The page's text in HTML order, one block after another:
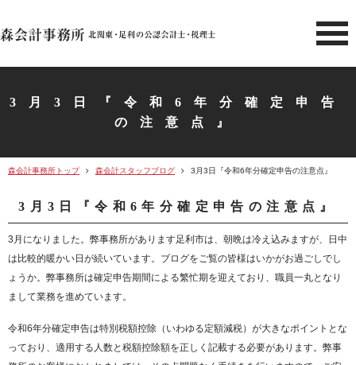
北関東 足利市の公認会計士・
3月3日『令和6年分確定申告
の注意点』
森会計事務所トップ 森会計スタッフブログ 3月3日『令和6年分確定申告の注意点』
3月3日『令和6年分確定申告の注意点』
3月になりました。弊事務所があります足利市は、朝晩は冷え込みますが、日中
は比較的暖かい日が続いています。ブログをご覧の皆様はいかがお過ごしでし
ょうか。弊事務所は確定申告期間による繁忙期を迎えており、職員一丸となり
まして業務を進めています。
令和6年分確定申告は特別税額控除（いわゆる定額減税）が大きなポイントとな
っており、適用する人数と税額控除額を正しく記載する必要があります。弊事